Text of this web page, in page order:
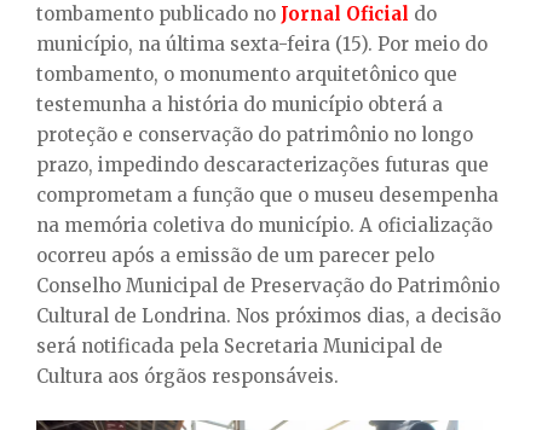
tombamento publicado no Jornal Oficial do
município, na última sexta-feira (15). Por meio do
tombamento, o monumento arquitetônico que
testemunha a história do município obterá a
proteção e conservação do patrimônio no longo
prazo, impedindo descaracterizações futuras que
comprometam a função que o museu desempenha
na memória coletiva do município. A oficialização
ocorreu após a emissão de um parecer pelo
Conselho Municipal de Preservação do Patrimônio
Cultural de Londrina. Nos próximos dias, a decisão
será notificada pela Secretaria Municipal de
Cultura aos órgãos responsáveis.